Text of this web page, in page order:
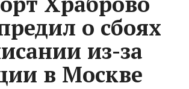
о сбоях
из-за
в Москве